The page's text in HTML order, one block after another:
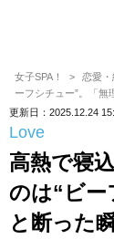
女子SPA！ 恋愛・
ーフシチュー”。「
更新日：2025.12.24
Love
高熱で寝
のは“ビー
と断った